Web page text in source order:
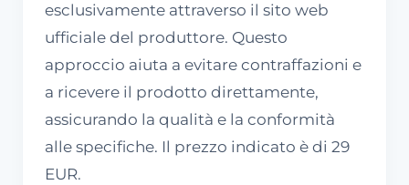
esclusivamente attraverso il sito web
ufficiale del produttore. Questo
approccio aiuta a evitare contraffazioni e
a ricevere il prodotto direttamente,
assicurando la qualità e la conformità
alle specifiche. Il prezzo indicato è di 29
EUR.